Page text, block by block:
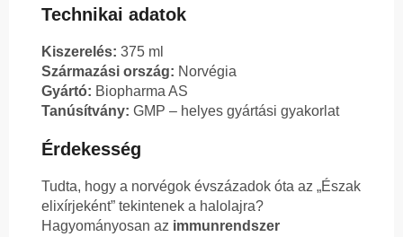
Technikai adatok
Kiszerelés: 375 ml
Származási ország: Norvégia
Gyártó: Biopharma AS
Tanúsítvány: GMP – helyes gyártási gyakorlat
Érdekesség
Tudta, hogy a norvégok évszázadok óta az „Észak
elixírjeként” tekintenek a halolajra?
Hagyományosan az immunrendszer